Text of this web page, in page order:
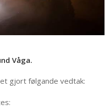
Våga.
gjort følgande vedtak: